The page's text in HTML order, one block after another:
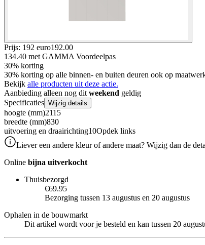
Prijs: 192 euro192.00
134.40 met GAMMA Voordeelpas
30% korting
30% korting op alle binnen- en buiten deuren ook op
Bekijk alle producten uit deze actie.
Aanbieding alleen nog dit weekend geldig
Specificaties Wijzig details
hoogte (mm)2115
breedte (mm)830
uitvoering en draairichting10Opdek links
Liever een andere kleur of andere maat? Wijzig dan de
Online bijna uitverkocht
Thuisbezorgd
€69.95
Bezorging tussen 13 augustus en 20 augustus
Ophalen in de bouwmarkt
Dit artikel wordt voor je besteld en kan tussen 20